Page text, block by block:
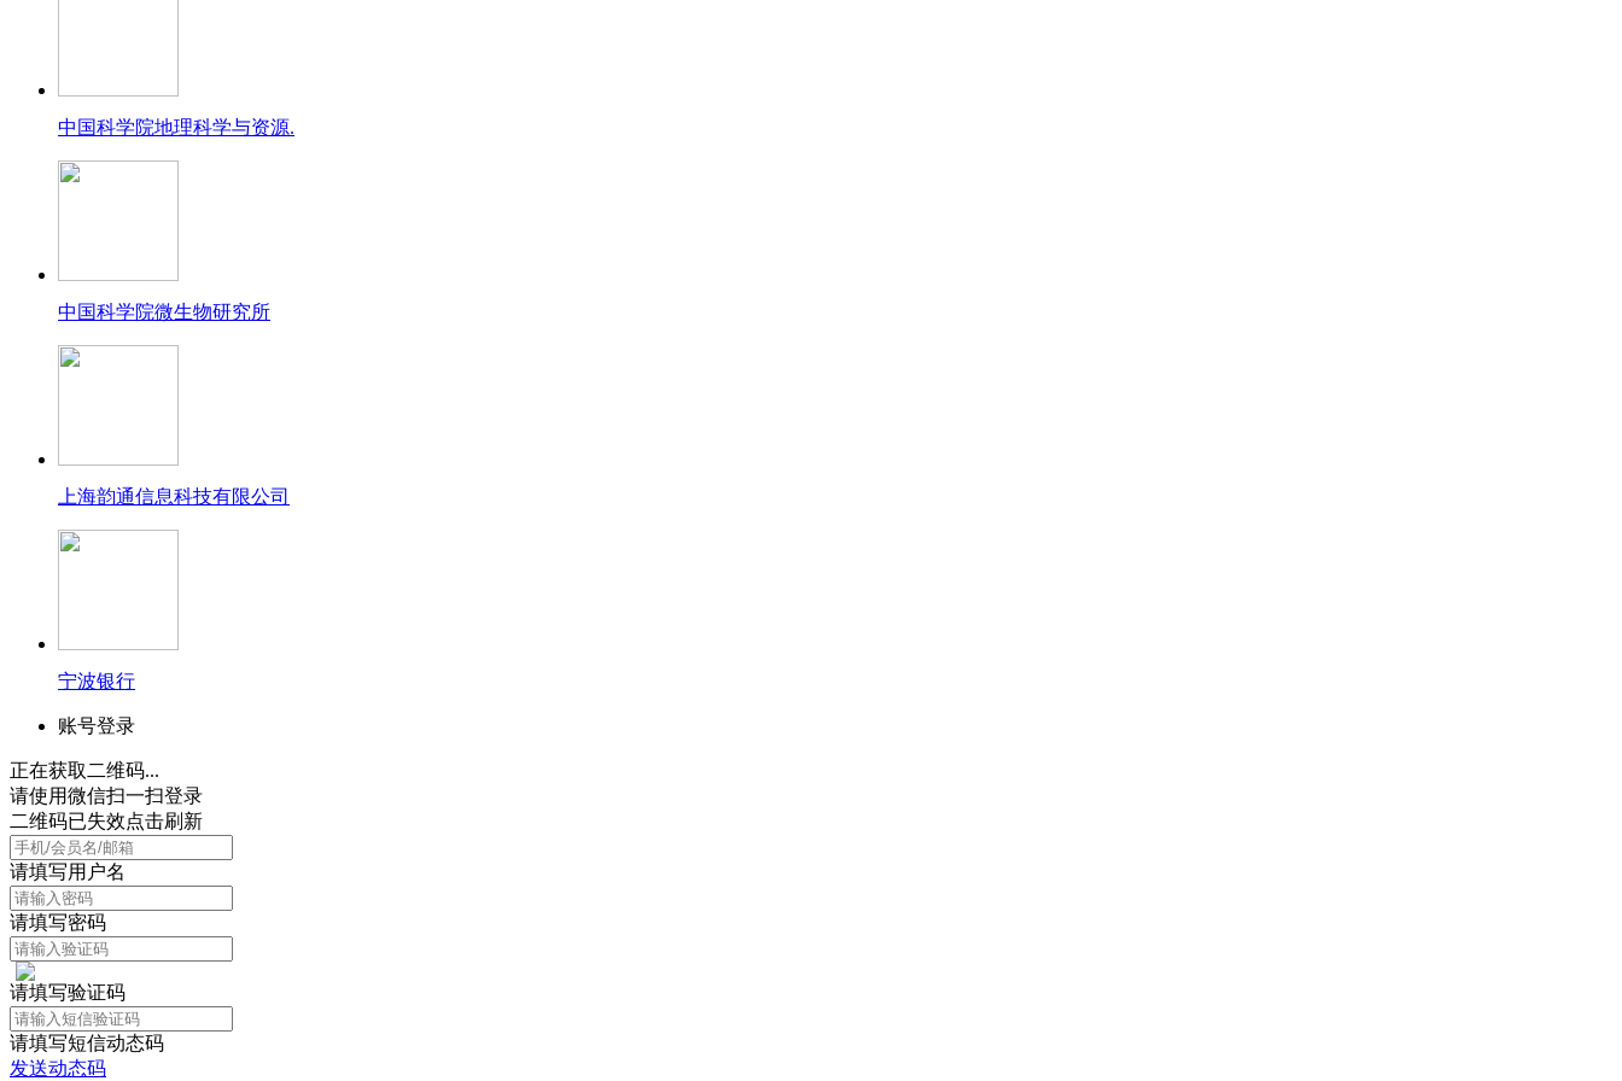
中国科学院地理科学与资源.
中国科学院微生物研究所
上海韵通信息科技有限公司
宁波银行
账号登录
正在获取二维码...
请使用微信扫一扫登录
二维码已失效点击刷新
请填写用户名
请填写密码
请填写验证码
请填写短信动态码
发送动态码